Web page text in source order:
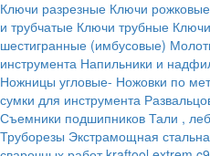
Ключи разрезные Ключи рожковые
и трубчатые Ключи трубные
шестигранные (имбусовые)
инструмента Напильники и
Ножницы угловые- Ножовки по
сумки для инструмента
Съемники подшипников Тали ,
Труборезы Экстрамощная